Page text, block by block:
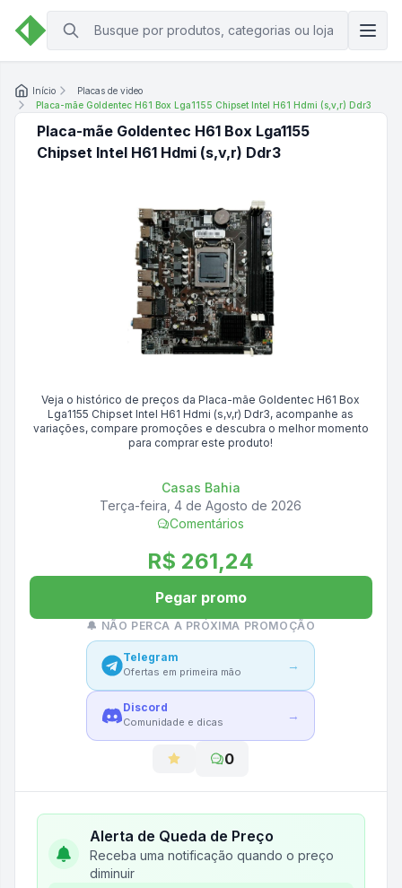
Início
Placas de video
Placa-mãe Goldentec H61 Box Lga1155 Chipset Intel H61 Hdmi (s,v,r) Ddr3
Placa-mãe Goldentec H61 Box Lga1155
Chipset Intel H61 Hdmi (s,v,r) Ddr3
Veja o histórico de preços daPlaca-mãe Goldentec H61 Box
Lga1155 Chipset Intel H61 Hdmi (s,v,r) Ddr3, acompanhe as
variações, compare promoções e descubra o melhor momento
para comprar este produto!
Casas Bahia
Terça-feira, 4 de Agosto de 2026
Comentários
R$ 261,24
Pegar promo
🔔 NÃO PERCA A PRÓXIMA PROMOÇÃO
Telegram
Ofertas em primeira mão →
Discord
Comunidade e dicas →
0
Alerta de Queda de Preço
Receba uma notificação quando o preço
diminuir